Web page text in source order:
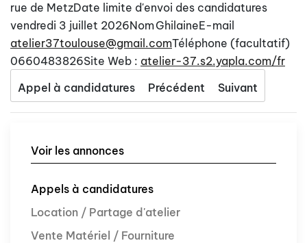
rue de MetzDate limite d'envoi des candidatures
vendredi 3 juillet 2026NomGhilaineE-mail
atelier37toulouse@gmail.comTéléphone (facultatif)
0660483826Site Web : atelier-37.s2.yapla.com/fr
Appel à candidatures
Précédent Suivant
Voir les annonces
Appels à candidatures
Location / Partage d'atelier
Vente Matériel / Fourniture